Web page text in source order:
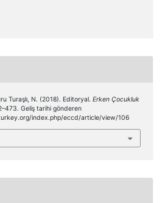
Turaşlı, N. (2018). Editoryal. Erken Çocukluk
Geliş tarihi gönderen
index.php/eccd/article/view/106